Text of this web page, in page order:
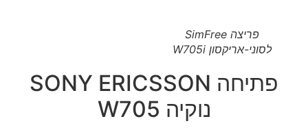
פריצה SimFree
לסוני-אריקסון W705i
פתיחה SONY ERICSSON
נוקיה W705